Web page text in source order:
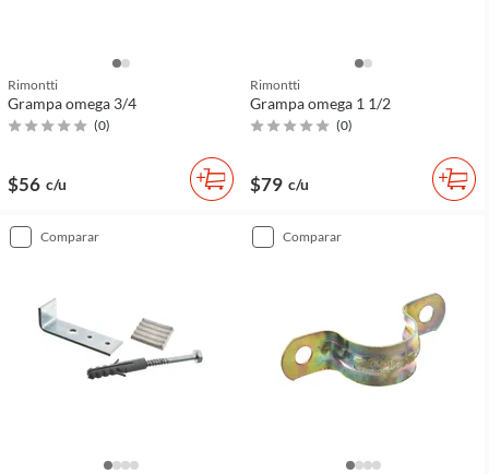
Rimontti
Grampa omega 3/4
(0)
$56 c/u
Rimontti
Grampa omega 1 1/2
(0)
$79 c/u
comparar comparar